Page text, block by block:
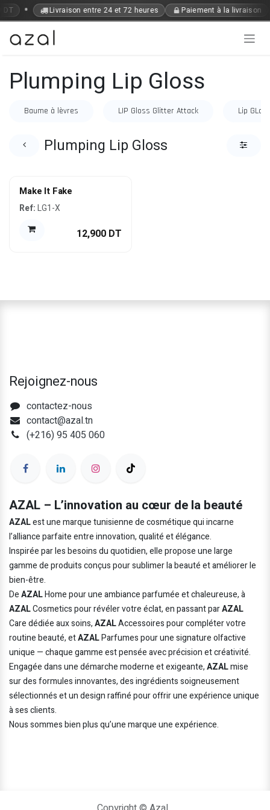
Se rendre au contenu
• Livraison entre 24 et 72 heures Paiement à la livraison
Plumping Lip Gloss
Baume à lèvres LIP Gloss Glitter Attack Lip
Plumping Lip Gloss
Make It Fake
Ref:LG1-X
12,900DT
Rejoignez-nous
contactez-nous
contact@azal.tn
(+216) 95 405 060
AZAL – L’innovation au cœur de la beauté
AZALest une marque tunisienne de cosmétique qui incarne
l’alliance parfaite entre innovation, qualité et élégance.
Inspirée par les besoins du quotidien, elle propose une large
gamme de produits conçus pour sublimer la beauté et améliorer le
bien-être.
DeAZALHome pour une ambiance parfumée et chaleureuse, à
AZALCosmetics pour révéler votre éclat, en passant parAZAL
Care dédiée aux soins,AZALAccessoires pour compléter votre
routine beauté, etAZALParfumes pour une signature olfactive
unique — chaque gamme est pensée avec précision et créativité.
Engagée dans une démarche moderne et exigeante,AZALmise
sur des formules innovantes, des ingrédients soigneusement
sélectionnés et un design raffiné pour offrir une expérience unique
à ses clients.
Nous sommes bien plus qu’une marque une expérience.